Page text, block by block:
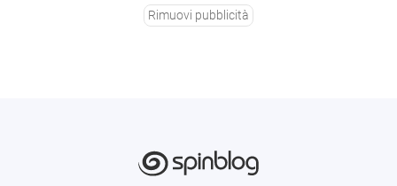
Rimuovi pubblicità